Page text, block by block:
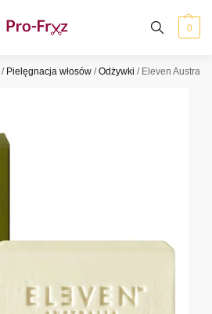
0
/ Pielęgnacja włosów /Odżywki / Eleven